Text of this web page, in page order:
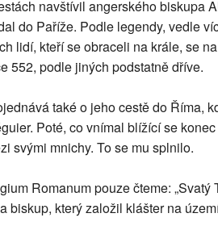
navštívil angerského biskupa
do Paříže. Podle legendy, vedle
lidí, kteří se obraceli na krále, se
552, podle jiných podstatně dříve.
také o jeho cestě do Říma,
Poté, co vnímal blížící se
svými mnichy. To se mu splnilo.
Romanum pouze čteme:
biskup, který založil klášter na